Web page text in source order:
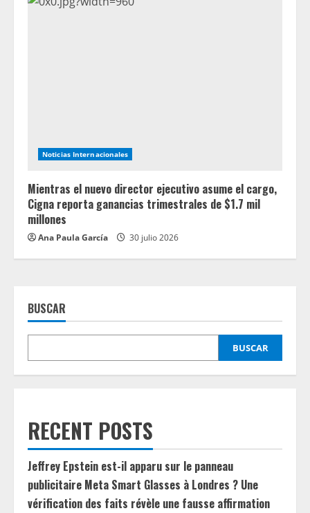
Noticias Internacionales
Mientras el nuevo director ejecutivo asume el cargo,
Cigna reporta ganancias trimestrales de $1.7 mil
millones
Ana Paula García 30 julio 2026
BUSCAR
BUSCAR
RECENT POSTS
Jeffrey Epstein est-il apparu sur le panneau
publicitaire Meta Smart Glasses à Londres ? Une
vérification des faits révèle une fausse affirmation